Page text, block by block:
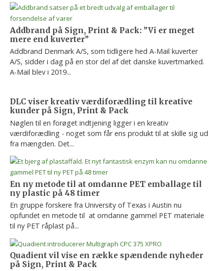
Addbrand på Sign, Print & Pack: ”Vi er meget
mere end kuverter”
Addbrand Denmark A/S, som tidligere hed A-Mail kuverter
A/S, sidder i dag på en stor del af det danske kuvertmarked.
A-Mail blev i 2019...
DLC viser kreativ værdiforædling til kreative
kunder på Sign, Print & Pack
Nøglen til en forøget indtjening ligger i en kreativ
værdiforædling - noget som får ens produkt til at skille sig ud
fra mængden. Det...
En ny metode til at omdanne PET emballage til
ny plastic på 48 timer
En gruppe forskere fra University of Texas i Austin nu
opfundet en metode til at omdanne gammel PET materiale
til ny PET råplast på...
Quadient vil vise en række spændende nyheder
på Sign, Print & Pack